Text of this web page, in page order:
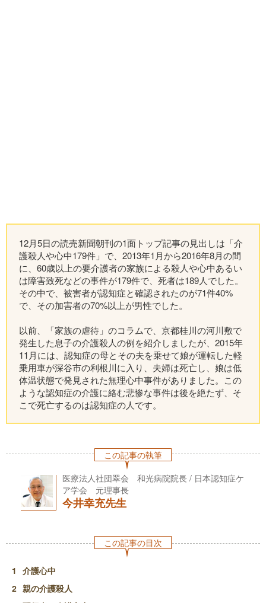
12月5日の読売新聞朝刊の1面トップ記事の見出しは「介
護殺人や心中179件」で、2013年1月から2016年8月の間
に、60歳以上の要介護者の家族による殺人や心中あるい
は障害致死などの事件が179件で、死者は189人でした。
その中で、被害者が認知症と確認されたのが71件40%
で、その加害者の70%以上が男性でした。
以前、「家族の虐待」のコラムで、京都桂川の河川敷で
発生した息子の介護殺人の例を紹介しましたが、2015年
11月には、認知症の母とその夫を乗せて娘が運転した軽
乗用車が深谷市の利根川に入り、夫婦は死亡し、娘は低
体温状態で発見された無理心中事件がありました。この
ような認知症の介護に絡む悲惨な事件は後を絶たず、そ
こで死亡するのは認知症の人です。
この記事の執筆
医療法人社団翠会 和光病院院長 / 日本認知症ケ
ア学会 元理事長
今井幸充先生
この記事の目次
介護心中
親の介護殺人